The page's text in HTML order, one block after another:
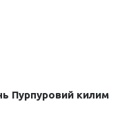
Пурпуровий килим